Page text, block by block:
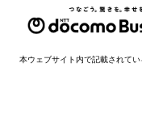
本ウェブサイト内で記載されて